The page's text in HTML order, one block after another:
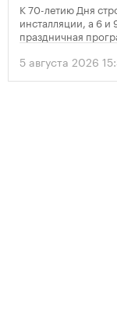
К 70-летию Дня
инсталляции, а 6 и
праздничная
5 августа 2026